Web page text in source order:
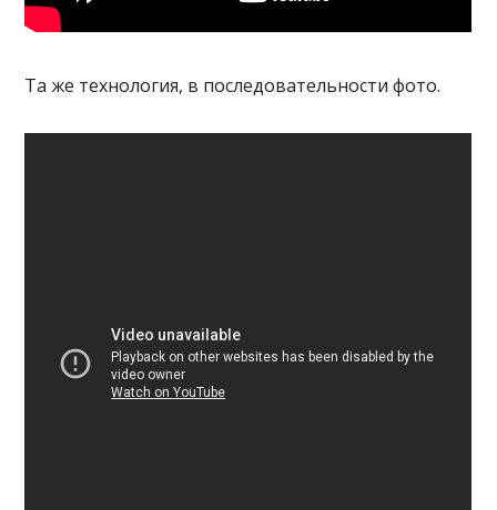
Та же технология, в последовательности фото.